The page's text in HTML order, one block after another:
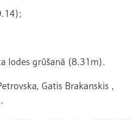
lodes grūšanā (8.31m).
Gatis Brakanskis ,